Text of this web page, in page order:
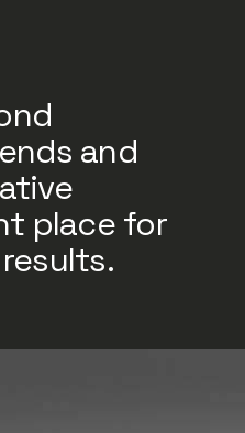
and
place for